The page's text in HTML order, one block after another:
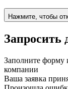
Нажмите, чтобы
Запросить
Заполните форму
компании
Ваша заявка